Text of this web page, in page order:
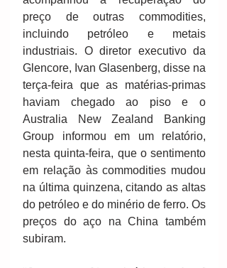
preço de outras commodities,
incluindo petróleo e metais
industriais. O diretor executivo da
Glencore, Ivan Glasenberg, disse na
terça-feira que as matérias-primas
haviam chegado ao piso e o
Australia New Zealand Banking
Group informou em um relatório,
nesta quinta-feira, que o sentimento
em relação às commodities mudou
na última quinzena, citando as altas
do petróleo e do minério de ferro. Os
preços do aço na China também
subiram.